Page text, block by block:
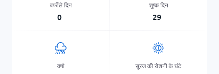
बर्फीले दिन
0
शुष्क दिन
29
वर्षा सूरज की रोशनी के घंटे